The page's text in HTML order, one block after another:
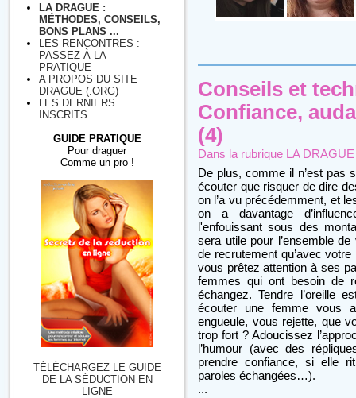
LA DRAGUE :
MÉTHODES, CONSEILS,
BONS PLANS ...
LES RENCONTRES :
PASSEZ À LA
PRATIQUE
A PROPOS DU SITE
DRAGUE (.ORG)
LES DERNIERS
INSCRITS
GUIDE PRATIQUE
Pour draguer
Comme un pro !
TÉLÉCHARGEZ LE GUIDE
DE LA SÉDUCTION EN
LIGNE
Conseils et
Confiance,
(4)
Dans la rubrique LA
De plus, comme il n’est pas
écouter que risquer de dire
on l’a vu précédemment, et
on a davantage
l'enfouissant sous des
sera utile pour l’ensemble
de recrutement qu’avec
vous prêtez attention à ses
femmes qui ont besoin de
échangez. Tendre l’oreille
écouter une femme vous
engueule, vous rejette, que
trop fort ? Adoucissez
l’humour (avec des
prendre confiance, si elle
paroles échangées…).
...